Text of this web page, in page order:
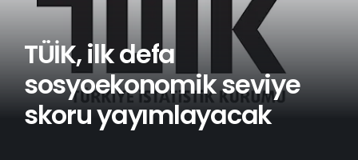
TÜİK, ilk defa
sosyoekonomik seviye
skoru yayımlayacak